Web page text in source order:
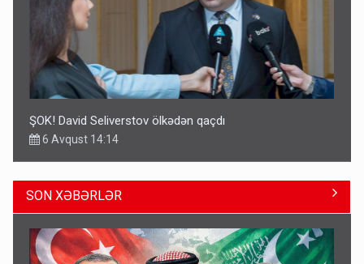
ŞOK! David Seliverstov ölkədən qaçdı
6 Avqust 14:14
SON XƏBƏRLƏR